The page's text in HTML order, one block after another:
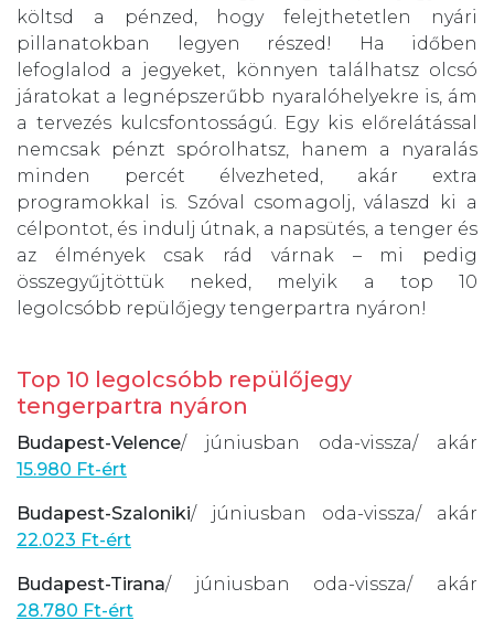
költsd a pénzed, hogy felejthetetlen nyári
pillanatokban legyen részed! Ha időben
lefoglalod a jegyeket, könnyen találhatsz olcsó
járatokat a legnépszerűbb nyaralóhelyekre is, ám
a tervezés kulcsfontosságú. Egy kis előrelátással
nemcsak pénzt spórolhatsz, hanem a nyaralás
minden percét élvezheted, akár extra
programokkal is. Szóval csomagolj, válaszd ki a
célpontot, és indulj útnak, a napsütés, a tenger és
az élmények csak rád várnak – mi pedig
összegyűjtöttük neked, melyik a top 10
legolcsóbb repülőjegy tengerpartra nyáron!
Top 10 legolcsóbb repülőjegy
tengerpartra nyáron
Budapest-Velence/ júniusban oda-vissza/ akár
15.980 Ft-ért
Budapest-Szaloniki/ júniusban oda-vissza/ akár
22.023 Ft-ért
Budapest-Tirana/ júniusban oda-vissza/ akár
28.780 Ft-ért